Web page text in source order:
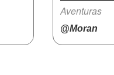
Aventuras
@Moran